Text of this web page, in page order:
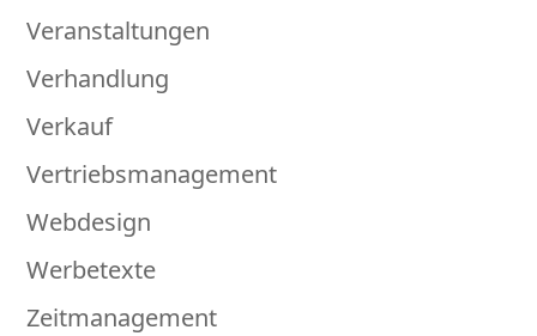
Veranstaltungen
Verhandlung
Verkauf
Vertriebsmanagement
Webdesign
Werbetexte
Zeitmanagement